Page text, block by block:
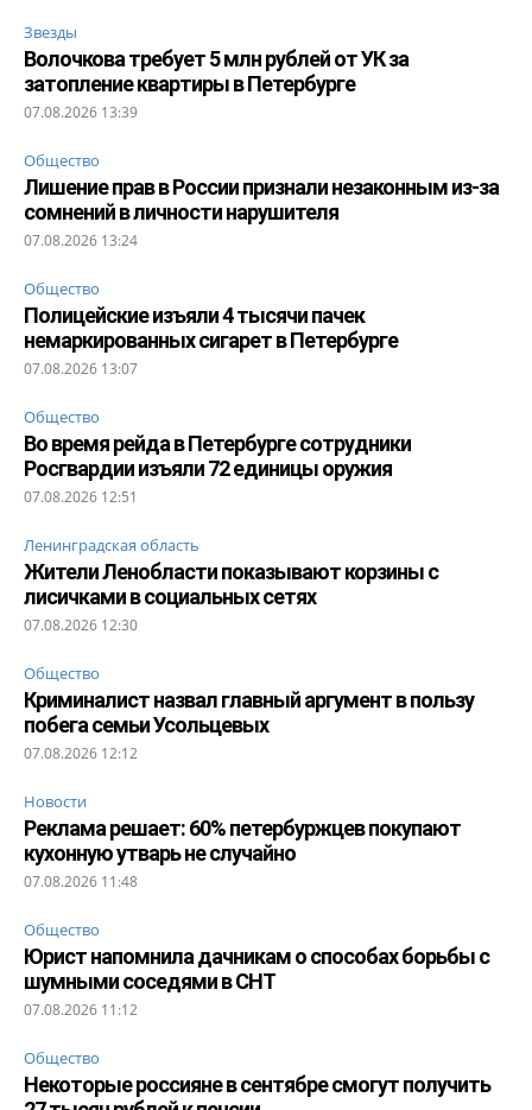
Звезды
Волочкова требует 5 млн рублей от УК за
затопление квартиры в Петербурге
07.08.2026 13:39
Общество
Лишение прав в России признали незаконным из-за
сомнений в личности нарушителя
07.08.2026 13:24
Общество
Полицейские изъяли 4 тысячи пачек
немаркированных сигарет в Петербурге
07.08.2026 13:07
Общество
Во время рейда в Петербурге сотрудники
Росгвардии изъяли 72 единицы оружия
07.08.2026 12:51
Ленинградская область
Жители Ленобласти показывают корзины с
лисичками в социальных сетях
07.08.2026 12:30
Общество
Криминалист назвал главный аргумент в пользу
побега семьи Усольцевых
07.08.2026 12:12
Новости
Реклама решает: 60% петербуржцев покупают
кухонную утварь не случайно
07.08.2026 11:48
Общество
Юрист напомнила дачникам о способах борьбы с
шумными соседями в СНТ
07.08.2026 11:12
Общество
Некоторые россияне в сентябре смогут получить